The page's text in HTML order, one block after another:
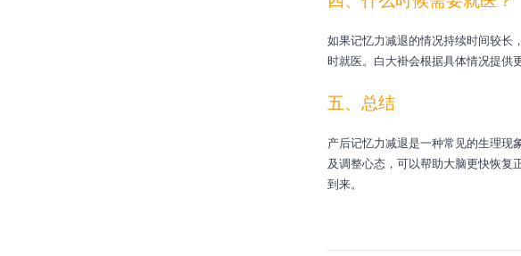
如果记忆力减退的情况持续时间较长
时就医。白大褂会根据具体情况提供
五、总结
产后记忆力减退是一种常见的生理现
及调整心态，可以帮助大脑更快恢复
到来。